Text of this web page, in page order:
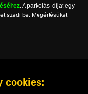
. A parkolási díjat egy
szedi be. Megértésüket
cookies: